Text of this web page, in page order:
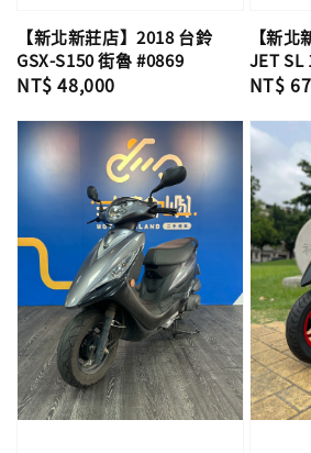
【新北新莊店】2018 台鈴
GSX-S150 街魯 #0869
Regular
NT$ 48,000
【新
JET SL
NT$